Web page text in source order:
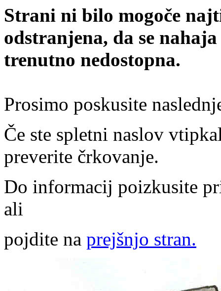
Strani ni bilo mogoče
odstranjena, da se
trenutno nedostopna.
Prosimo poskusite
Če ste spletni naslov
preverite črkovanje.
Do informacij poizkusite
ali
pojdite na prejšnjo stran.